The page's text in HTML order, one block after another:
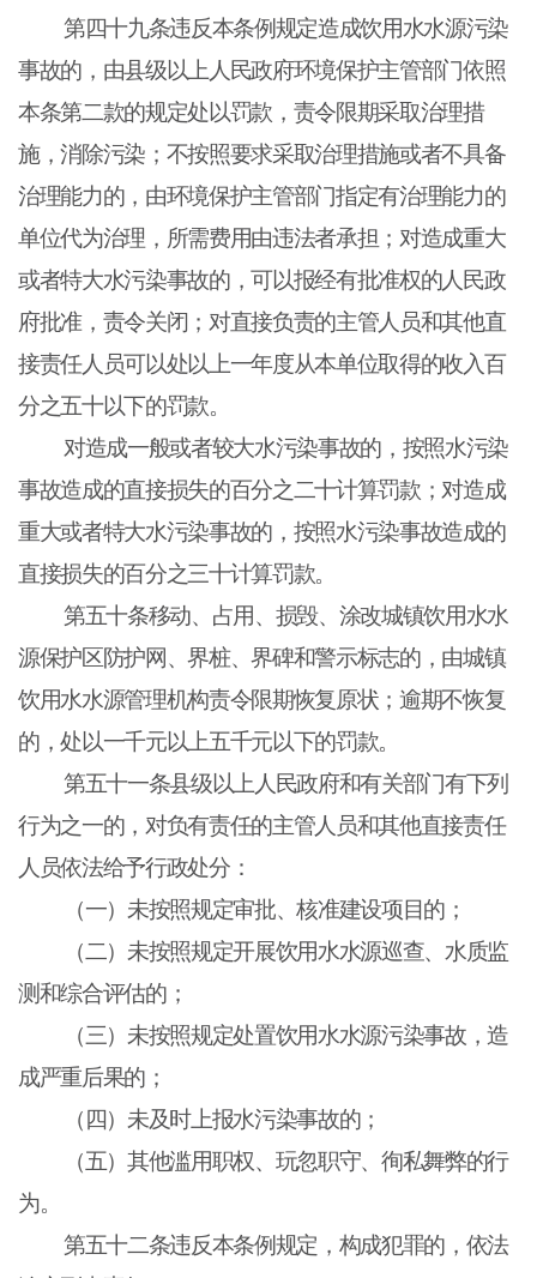
第四十九条违反本条例规定造成饮用水水源污染
事故的，由县级以上人民政府环境保护主管部门依照
本条第二款的规定处以罚款，责令限期采取治理措
施，消除污染；不按照要求采取治理措施或者不具备
治理能力的，由环境保护主管部门指定有治理能力的
单位代为治理，所需费用由违法者承担；对造成重大
或者特大水污染事故的，可以报经有批准权的人民政
府批准，责令关闭；对直接负责的主管人员和其他直
接责任人员可以处以上一年度从本单位取得的收入百
分之五十以下的罚款。
对造成一般或者较大水污染事故的，按照水污染
事故造成的直接损失的百分之二十计算罚款；对造成
重大或者特大水污染事故的，按照水污染事故造成的
直接损失的百分之三十计算罚款。
第五十条移动、占用、损毁、涂改城镇饮用水水
源保护区防护网、界桩、界碑和警示标志的，由城镇
饮用水水源管理机构责令限期恢复原状；逾期不恢复
的，处以一千元以上五千元以下的罚款。
第五十一条县级以上人民政府和有关部门有下列
行为之一的，对负有责任的主管人员和其他直接责任
人员依法给予行政处分：
（一）未按照规定审批、核准建设项目的；
（二）未按照规定开展饮用水水源巡查、水质监
测和综合评估的；
（三）未按照规定处置饮用水水源污染事故，造
成严重后果的；
（四）未及时上报水污染事故的；
（五）其他滥用职权、玩忽职守、徇私舞弊的行
为。
第五十二条违反本条例规定，构成犯罪的，依法